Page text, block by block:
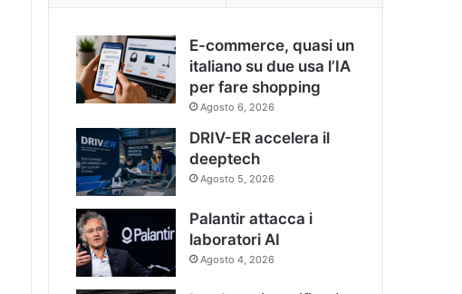
E-commerce, quasi un
italiano su due usa l’IA
per fare shopping
Agosto 6, 2026
DRIV-ER accelera il
deeptech
Agosto 5, 2026
Palantir attacca i
laboratori AI
Agosto 4, 2026